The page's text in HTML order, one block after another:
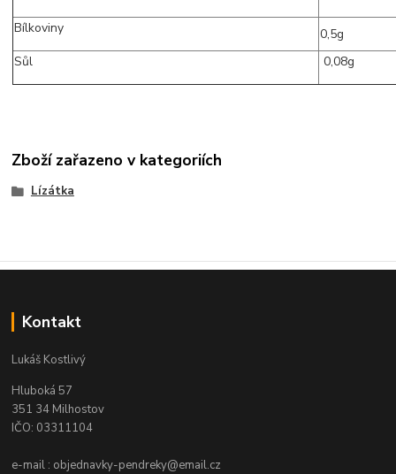
Bílkoviny
0,5g
Sůl
0,08g
Zboží zařazeno v kategoriích
Lízátka
Kontakt
Lukáš Kostlivý
Hluboká 57
351 34 Milhostov
IČO: 03311104
e-mail : objednavky-pendreky@email.cz